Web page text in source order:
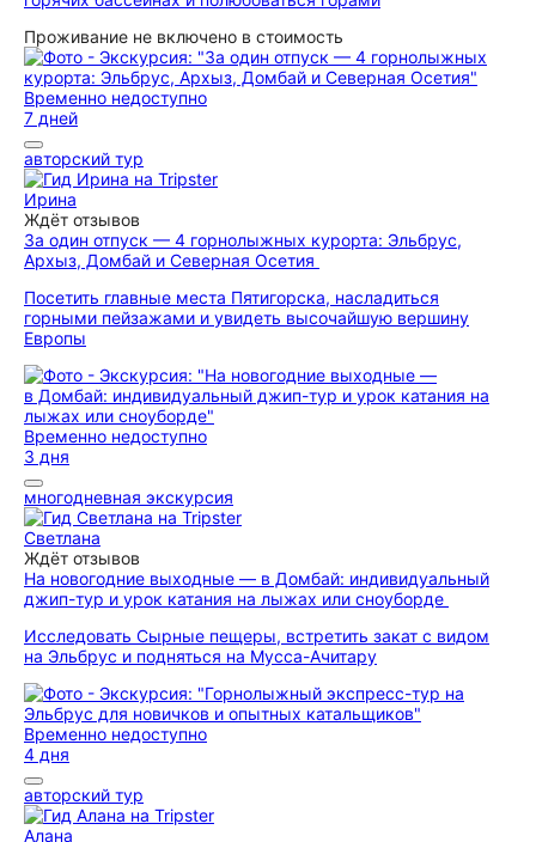
Проживание не включено в стоимость
Временно недоступно
7 дней
авторский тур
Ирина
Ждёт отзывов
За один отпуск — 4 горнолыжных курорта: Эльбрус,
Архыз, Домбай и Северная Осетия
Посетить главные места Пятигорска, насладиться
горными пейзажами и увидеть высочайшую вершину
Европы
Временно недоступно
3 дня
многодневная экскурсия
Светлана
Ждёт отзывов
На новогодние выходные — в Домбай: индивидуальный
джип-тур и урок катания на лыжах или сноуборде
Исследовать Сырные пещеры, встретить закат с видом
на Эльбрус и подняться на Мусса-Ачитару
Временно недоступно
4 дня
авторский тур
Алана